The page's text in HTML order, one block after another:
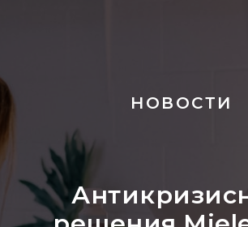
НОВОСТИ